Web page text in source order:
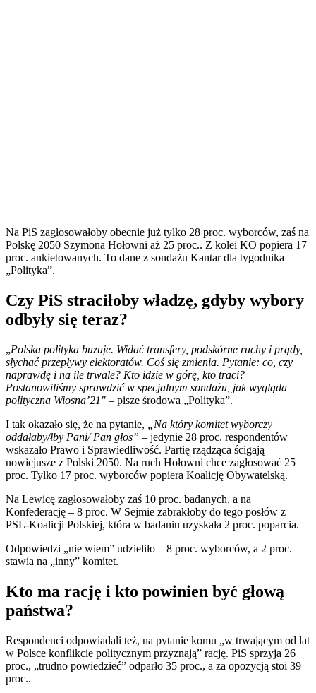
Na PiS zagłosowałoby obecnie już tylko 28 proc. wyborców, zaś na
Polskę 2050 Szymona Hołowni aż 25 proc.. Z kolei KO popiera 17
proc. ankietowanych. To dane z sondażu Kantar dla tygodnika
„Polityka”.
Czy PiS straciłoby władzę, gdyby wybory
odbyły się teraz?
„Polska polityka buzuje. Widać transfery, podskórne ruchy i prądy,
słychać przepływy elektoratów. Coś się zmienia. Pytanie: co, czy
naprawdę i na ile trwale? Kto idzie w górę, kto traci?
Postanowiliśmy sprawdzić w specjalnym sondażu, jak wygląda
polityczna Wiosna’21″ – pisze środowa „Polityka”.
I tak okazało się, że na pytanie, „Na który komitet wyborczy
oddałaby/łby Pani/ Pan głos” – jedynie 28 proc. respondentów
wskazało Prawo i Sprawiedliwość. Partię rządząca ścigają
nowicjusze z Polski 2050. Na ruch Hołowni chce zagłosować 25
proc. Tylko 17 proc. wyborców popiera Koalicję Obywatelską.
Na Lewicę zagłosowałoby zaś 10 proc. badanych, a na
Konfederację – 8 proc. W Sejmie zabrakłoby do tego posłów z
PSL-Koalicji Polskiej, która w badaniu uzyskała 2 proc. poparcia.
Odpowiedzi „nie wiem” udzieliło – 8 proc. wyborców, a 2 proc.
stawia na „inny” komitet.
Kto ma rację i kto powinien być głową
państwa?
Respondenci odpowiadali też, na pytanie komu „w trwającym od lat
w Polsce konflikcie politycznym przyznają” rację. PiS sprzyja 26
proc., „trudno powiedzieć” odparło 35 proc., a za opozycją stoi 39
proc..